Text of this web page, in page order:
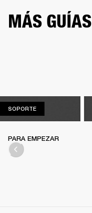
MÁS GUÍAS
SOPORTESOPORTE
PARA EMPEZAR